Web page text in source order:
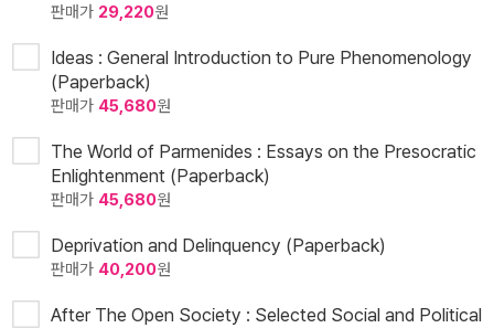
판매가 29,220원
Ideas : General Introduction to Pure Phenomenology
(Paperback)
판매가 45,680원
The World of Parmenides : Essays on the Presocratic
Enlightenment (Paperback)
판매가 45,680원
Deprivation and Delinquency (Paperback)
판매가 40,200원
After The Open Society : Selected Social and Political